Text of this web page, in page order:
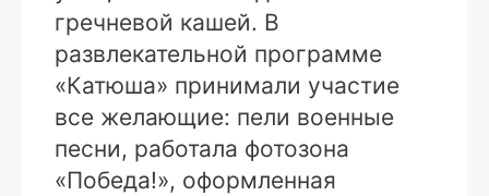
гречневой кашей. В
развлекательной программе
«Катюша» принимали участие
все желающие: пели военные
песни, работала фотозона
«Победа!», оформленная